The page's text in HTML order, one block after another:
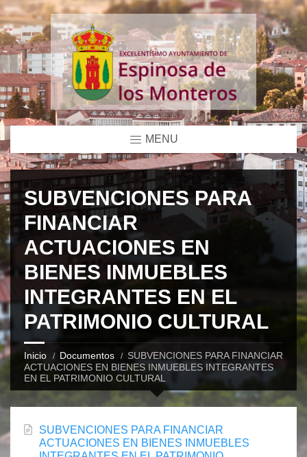
MENU
SUBVENCIONES PARA
FINANCIAR
ACTUACIONES EN
BIENES INMUEBLES
INTEGRANTES EN EL
PATRIMONIO CULTURAL
Inicio Documentos
SUBVENCIONES PARA FINANCIAR
ACTUACIONES EN BIENES INMUEBLES INTEGRANTES
EN EL PATRIMONIO CULTURAL
SUBVENCIONES PARA FINANCIAR
ACTUACIONES EN BIENES INMUEBLES